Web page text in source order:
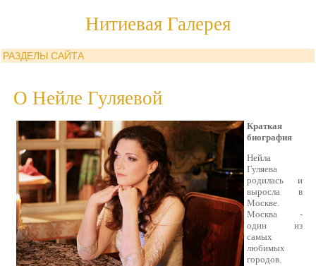
Нитиевая Галерея
РАЗДЕЛЫ САЙТА
О Нейле Гуляевой
Краткая
биография
Нейла
Гуляева
родилась и
выросла в
Москве.
Москва -
один из
самых
любимых
городов.